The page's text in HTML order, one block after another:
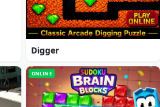
Digger
ONLINE